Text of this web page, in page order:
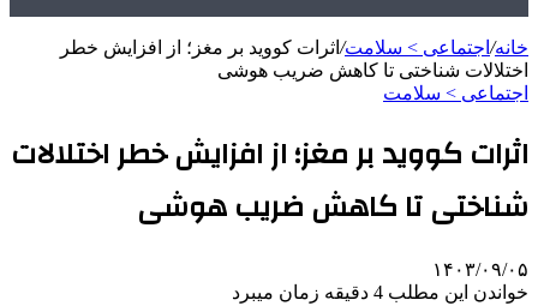
خانه/ اجتماعی > سلامت/ اثرات کووید بر مغز؛ از افزایش خطر
اختلالات شناختی تا کاهش ضریب هوشی
اجتماعی > سلامت
اثرات کووید بر مغز؛ از افزایش خطر اختلالات
شناختی تا کاهش ضریب هوشی
۱۴۰۳/۰۹/۰۵
خواندن این مطلب 4 دقیقه زمان میبرد